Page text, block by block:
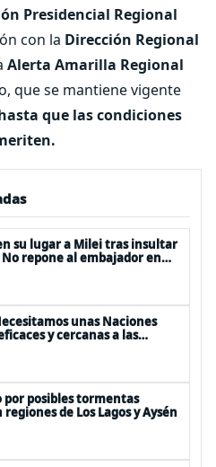
Presidencial Regional
con la Dirección Regional
Alerta Amarilla Regional
que se mantiene vigente
que las condiciones
su lugar a Milei tras insultar
repone al embajador en
la relación bilateral
unas Naciones
y cercanas a las
por posibles tormentas
de Los Lagos y Aysén